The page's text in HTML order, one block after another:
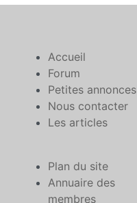
Accueil
Forum
Petites annonces
Nous contacter
Les articles
Plan du site
Annuaire des
membres